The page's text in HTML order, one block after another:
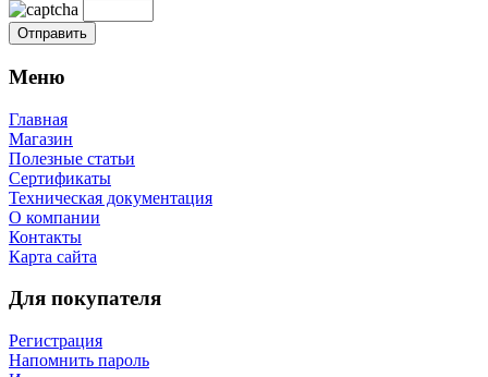
Меню
Главная
Магазин
Полезные статьи
Сертификаты
Техническая документация
О компании
Контакты
Карта сайта
Для покупателя
Регистрация
Напомнить пароль